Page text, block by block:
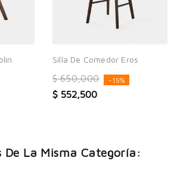
Silla De Comedor Eros
$ 650,000
-15%
$ 552,500
De La Misma Categoría: